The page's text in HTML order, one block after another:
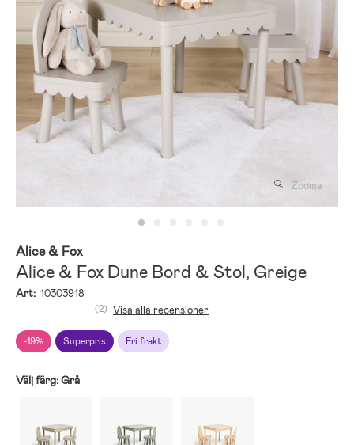
Zooma
Alice & Fox
Alice & Fox Dune Bord & Stol, Greige
Art: 10303918
-19% Superpris Fri frakt
(2) Visa alla recensioner
Välj färg:Grå